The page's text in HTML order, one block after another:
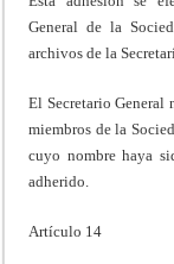
General de la
archivos de la
El Secretario General
miembros de la
cuyo nombre haya
adherido.
Artículo 14